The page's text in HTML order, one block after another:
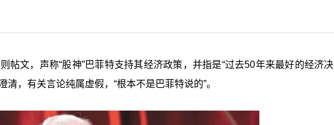
帖文，声称“股神”巴菲特支持其经济政策，并指是“过去50年来最好的经济决
，有关言论纯属虚假，“根本不是巴菲特说的”。